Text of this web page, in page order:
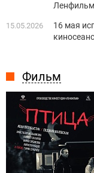
Фильм
15.05.2026
16 мая